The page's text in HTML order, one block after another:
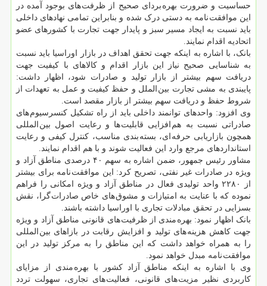
حساسیت و ضرورت بهره بردای صحیح از ظرفت های بوجود آمده در
این موافقت نامه به دستی درک شده و بنابراین تمامی نهادهای داخلی
باید نسبت به ایجاد مسیر سبز و پایدار جهت تجارت با کشورهای عضو
اتحادیه اقدام نمایند.
بانک، با اشاره به اینکه جهت تحقق اهداف در بازار اوراسیا باید نسبت
به شناسایی صحیح نیاز این بازار اقدام و کالاهای با کیفیت جهت
دریافت سهم بیشتر از بازار تولید و صادرات شود، اظهار داشت:
پایبندی به مشی تجارت بین الملل و حفظ کیفیت و عمل به تعهدات از
شروط حفظ و دریافت سهم بیشتر از بازار مقصد است.
وی افزود: واحدهای توانمند داخلی باید از راه تشکیل کنسرسیوم های
صادراتی نسبت به هم افزایی قابلیت ها و رعایت اصول بین المللی
همچون بازاریابی حرفه ای، بسته بندی مناسب، کنترل کیفی و رعایت
استانداردهای مرجع وارد این فعالیت شوند و با هم اقدام نمایند.
مشاور رئیس جمهور، ضمن اشاره به سهم ۴۰ درصدی مناطق آزاد و
ویژه در صادرات غیر نفتی، تصریح کرد: این موافقت نامه برای بیشتر
از ۲۲۸۰ واحد تولیدی فعال در مناطق آزاد و ویژه امکانی را فراهم
نموده که با عنایت به امتیازات و مشوق های خاص صادرات گرا، نقش
بسزایی در تحقق مبادلات تجاری با اوراسیا داشته باشند.
بانک اظهار نمود: بهره مندی از ظرفیت های قانونی مناطق آزاد و ویژه
جهت کاهش هزینه های تولید و افزایش رقابت در بازاهای بین المللی
را به همراه خواهد داشت که این مناطق را به مرکز تولید در این
موافقت نامه مبدل خواهد نمود.
وی با اشاره به اینکه مناطق آزاد کشور با بهره مندی از مزایای
کاربردی نظیر مزیت های قانونی، فعالیت های تجاری، سهولت تردد